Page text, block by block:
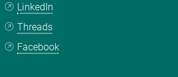
LinkedIn
Threads
Facebook